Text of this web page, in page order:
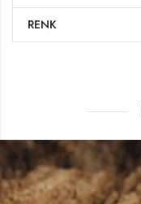
RENK